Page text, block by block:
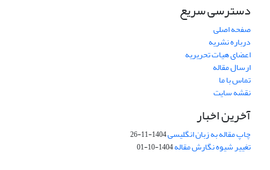
دسترسی سریع
صفحه اصلی
درباره نشریه
اعضای هیات تحریریه
ارسال مقاله
تماس با ما
نقشه سایت
آخرین اخبار
چاپ مقاله به زبان انگلیسی1404-11-26
تغییر شیوه نگارش مقاله1404-10-01